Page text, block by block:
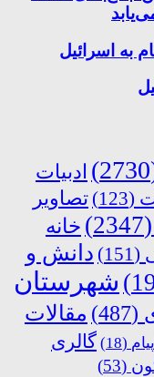
به اسرائیل
ادبیات
(123)
تصاویر
(2347)
خانه
(151)
دانش و
شهرستان
(487)
مقالات
پیام (18)
گالری
(53)